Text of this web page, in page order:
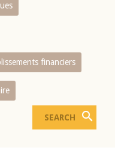
financiers